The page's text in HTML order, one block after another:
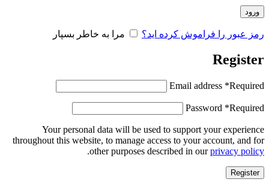
ورود
رمز عبور را فراموش کرده اید؟ مرا به خاطر بسپار
Register
Email address *Required
Password *Required
Your personal data will be used to support your experience
throughout this website, to manage access to your account, and for
other purposes described in ourprivacy policy
.
Register